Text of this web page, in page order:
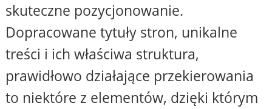
skuteczne pozycjonowanie.
Dopracowane tytuły stron, unikalne
treści i ich właściwa struktura,
prawidłowo działające przekierowania
to niektóre z elementów, dzięki którym